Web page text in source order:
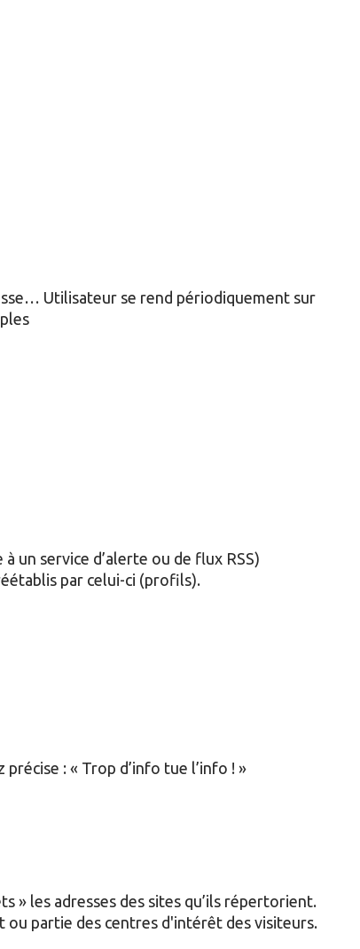
Utilisateur se rend périodiquement sur
un service d’alerte ou de flux RSS)
par celui-ci (profils).
: « Trop d’info tue l’info ! »
» les adresses des sites qu’ils répertorient.
ou partie des centres d'intérêt des visiteurs.